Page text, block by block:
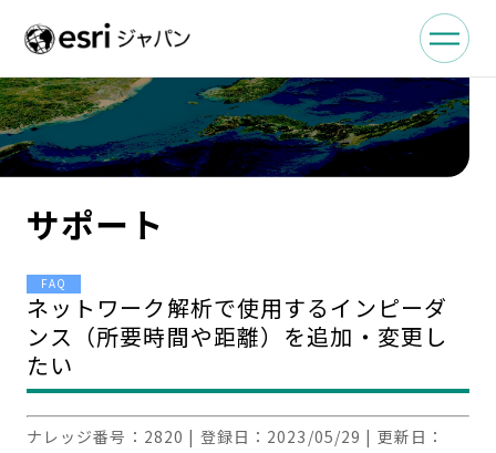
サポート
FAQ
ネットワーク解析で使用するインピーダ
ンス（所要時間や距離）を追加・変更し
たい
ナレッジ番号： 2820 | 登録日： 2023/05/29 | 更新日：